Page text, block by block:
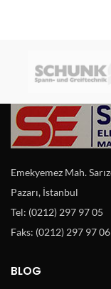
Emekyemez Mah.
Pazarı, İstanbul
Tel: (0212) 297 97 05
Faks: (0212) 297 97 06
BLOG